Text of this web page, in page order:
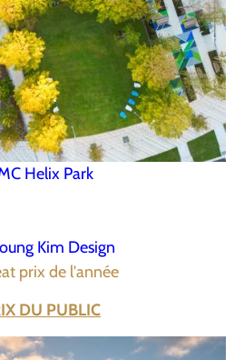
Helix Park
Kim Design
prix de l'année
DU PUBLIC